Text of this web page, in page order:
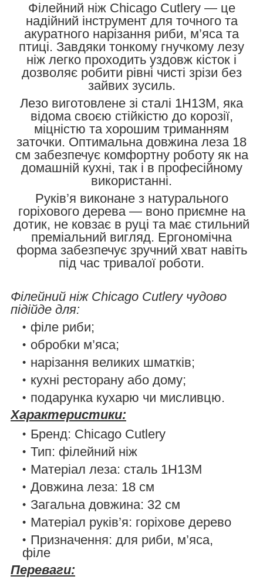
Філейний ніж Chicago Cutlery — це
надійний інструмент для точного та
акуратного нарізання риби, м’яса та
птиці. Завдяки тонкому гнучкому лезу
ніж легко проходить уздовж кісток і
дозволяє робити рівні чисті зрізи без
зайвих зусиль.
Лезо виготовлене зі сталі 1H13M, яка
відома своєю стійкістю до корозії,
міцністю та хорошим триманням
заточки. Оптимальна довжина леза 18
см забезпечує комфортну роботу як на
домашній кухні, так і в професійному
використанні.
Руків’я виконане з натурального
горіхового дерева — воно приємне на
дотик, не ковзає в руці та має стильний
преміальний вигляд. Ергономічна
форма забезпечує зручний хват навіть
під час тривалої роботи.
Філейний ніж Chicago Cutlery чудово
підійде для:
філе риби;
обробки м’яса;
нарізання великих шматків;
кухні ресторану або дому;
подарунка кухарю чи мисливцю.
Характеристики:
Бренд: Chicago Cutlery
Тип: філейний ніж
Матеріал леза: сталь 1H13M
Довжина леза: 18 см
Загальна довжина: 32 см
Матеріал руків’я: горіхове дерево
Призначення: для риби, м’яса,
філе
Переваги: